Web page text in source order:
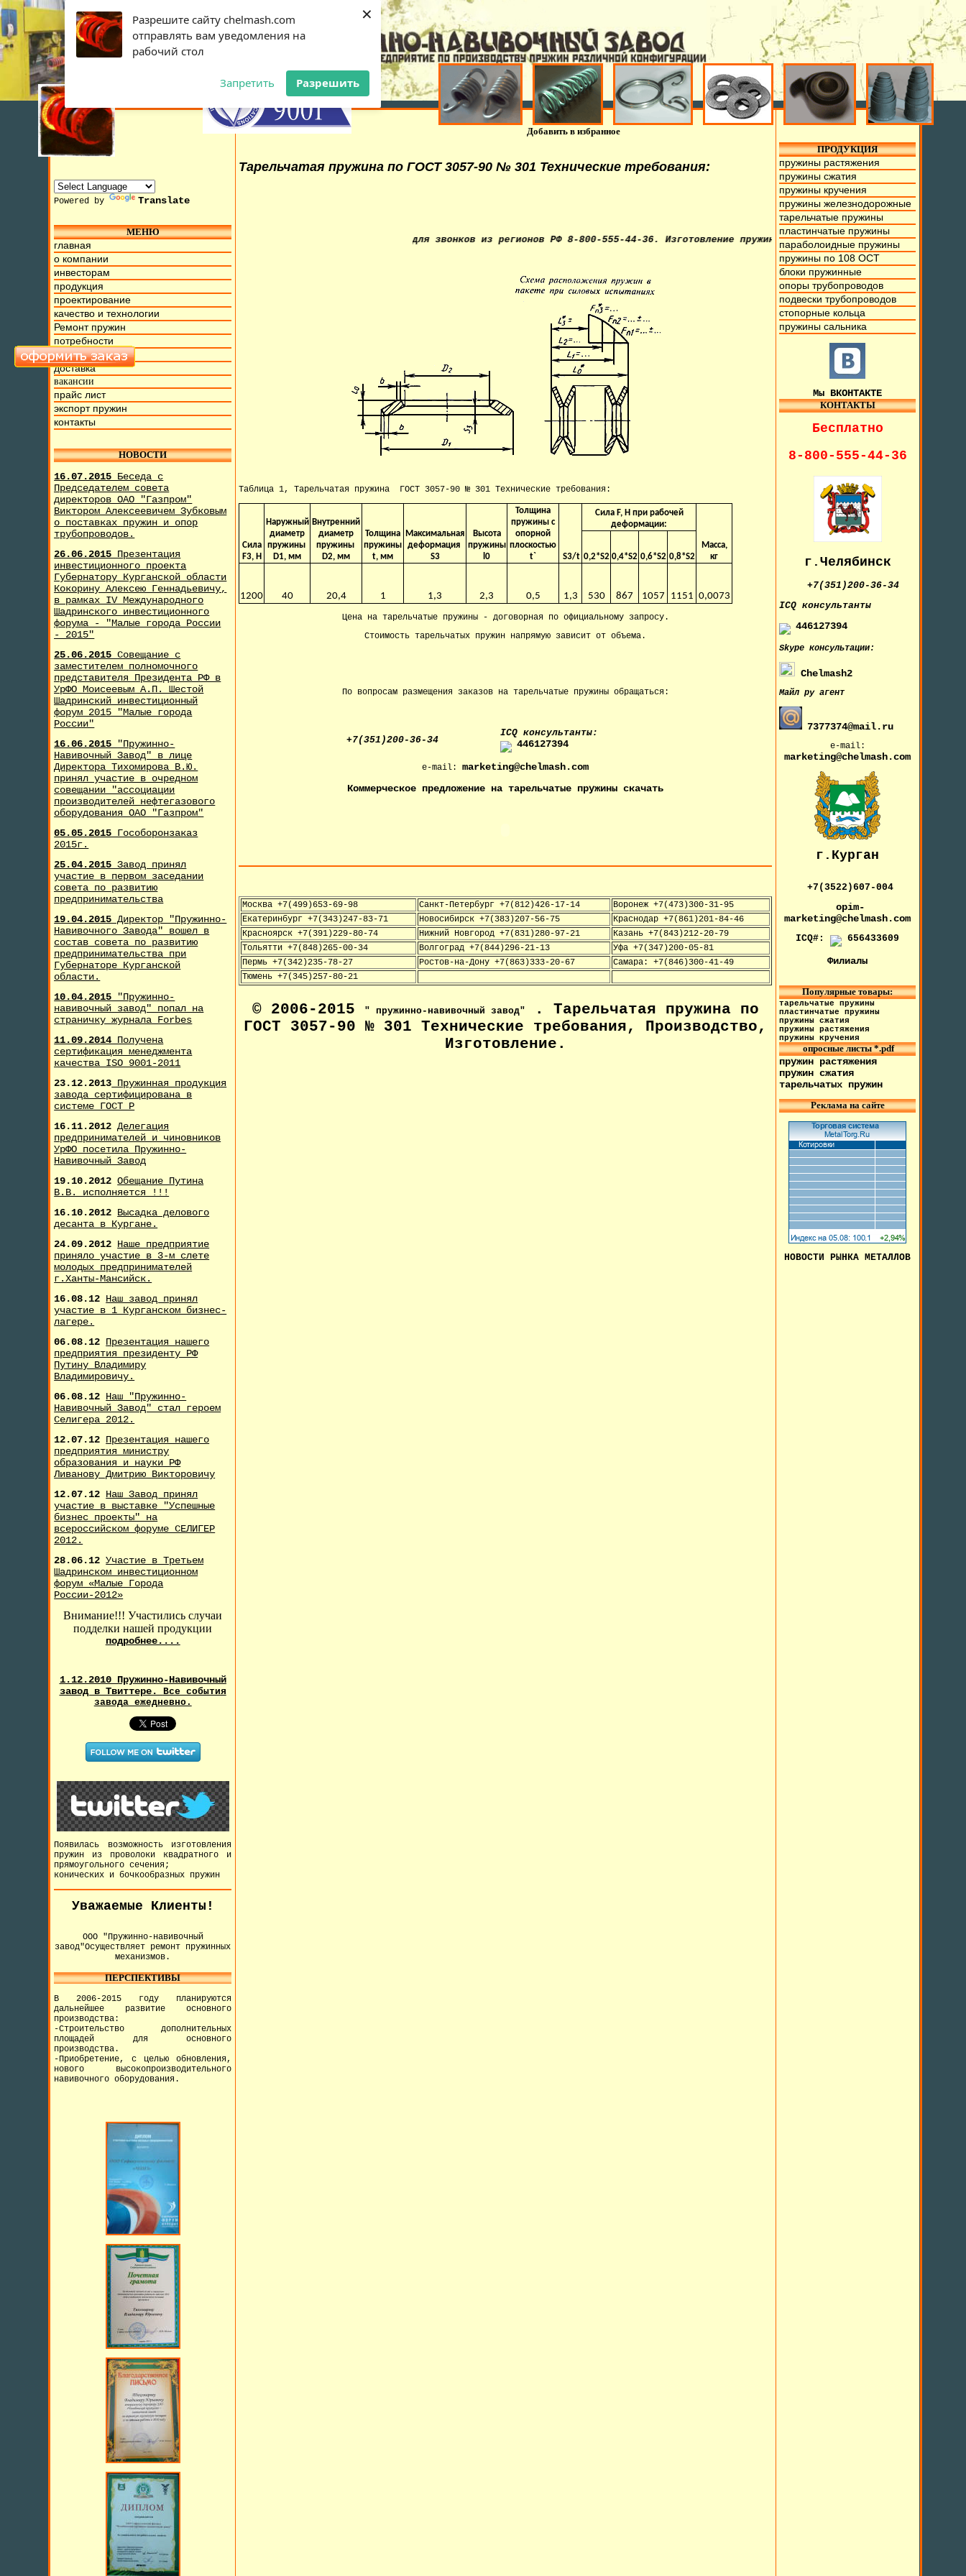
Разрешите сайту chelmash.com
отправлять вам уведомления на
рабочий стол
Запретить Разрешить
×
Добавить в избранное
Powered by Translate
МЕНЮ
главная
о компании
инвесторам
продукция
проектирование
качество и технологии
Ремонт пружин
потребности
фото и видео
доставка
вакансии
прайс лист
экспорт пружин
контакты
НОВОСТИ
16.07.2015 Беседа с
Председателем совета
директоров ОАО "Газпром"
Виктором Алексеевичем Зубковым
о поставках пружин и опор
трубопроводов.
26.06.2015 Презентация
инвестиционного проекта
Губернатору Курганской области
Кокорину Алексею Геннадьевичу,
в рамках IV Международного
Шадринского инвестиционного
форума - "Малые города России
- 2015"
25.06.2015Совещание с
заместителем полномочного
представителя Президента РФ в
УрФО Моисеевым А.П. Шестой
Шадринский инвестиционный
форум 2015 "Малые города
России"
16.06.2015
"Пружинно-
Навивочный Завод" в лице
Директора Тихомирова В.Ю.
принял участие в очредном
совещании "ассоциации
производителей нефтегазового
оборудования ОАО "Газпром"
05.05.2015 Гособоронзаказ
2015г.
25.04.2015 Завод принял
участие в первом заседании
совета по развитию
предпринимательства
19.04.2015 Директор "Пружинно-
Навивочного Завода" вошел в
состав совета по развитию
предпринимательства при
Губернаторе Курганской
области.
10.04.2015 "Пружинно-
навивочный завод" попал на
страничку журнала Forbes
11.09.2014 Получена
сертификация менеджмента
качества ISO 9001-2011
23.12.2013 Пружинная продукция
завода сертифицирована в
системе ГОСТ Р
16.11.2012Делегация
предпринимателей и чиновников
УрФО посетила Пружинно-
Навивочный Завод
19.10.2012Обещание Путина
В.В. исполняется !!!
16.10.2012 Высадка делового
десанта в Кургане.
24.09.2012 Наше предприятие
приняло участие в 3-м слете
молодых предпринимателей
г.Ханты-Мансийск.
16.08.12 Наш завод принял
участие в 1 Курганском бизнес-
лагере.
06.08.12 Презентация нашего
предприятия президенту РФ
Путину Владимиру
Владимировичу.
06.08.12 Наш "Пружинно-
Навивочный Завод" стал героем
Селигера 2012.
12.07.12 Презентация нашего
предприятия министру
образования и науки РФ
Ливанову Дмитрию Викторовичу
12.07.12 Наш Завод принял
участие в выставке "Успешные
бизнес проекты" на
всероссийском форуме СЕЛИГЕР
2012.
28.06.12Участие в Третьем
Шадринском инвестиционном
форум «Малые Города
России-2012»
Внимание!!! Участились случаи
подделки нашей продукции
подробнее....
1.12.2010 Пружинно-Навивочный
завод в Твиттере. Все события
завода ежедневно.
Появилась возможность изготовления
пружин из проволоки квадратного и
прямоугольного сечения;
конических и бочкообразных пружин
Уважаемые Клиенты!
ООО "Пружинно-навивочный
завод"Осуществляет ремонт пружинных
механизмов.
ПЕРСПЕКТИВЫ
В 2006-2015 году планируются
дальнейшее развитие основного
производства:
-Строительство дополнительных
площадей для основного
производства.
-Приобретение, с целью обновления,
нового высокопроизводительного
навивочного оборудования.
Тарельчатая пружина по ГОСТ 3057-90 № 301 Технические требования:
Июля 2015г. Мы находимся на ул. Труда, д.17. Бесплатный номер для звонков из регионов РФ 8-800-555-44-36. Изготовление пружин из проволоки от 0,1мм. до 70мм.,
Таблица 1, Тарельчатая пружина ГОСТ 3057-90 № 301 Технические требования:
Сила
F3, H
Наружный
диаметр
пружины
D1, мм
Внутренний
диаметр
пружины
D2, мм
Толщина
пружины
t, мм
Максимальная
деформация
S3
Высота
пружины
l0
Толщина
пружины с
опорной
плоскостью
t`
S3/t
Сила F, H при рабочей
деформации:
Масса,
кг
0,2*S2 0,4*S2 0,6*S2 0,8*S2
1200 40 20,4 1 1,3 2,3 0,5 1,3 530 867 1057 1151 0,0073
Цена на тарельчатые пружины - договорная по официальному запросу.
Стоимость тарельчатых пружин напрямую зависит от объема.
По вопросам размещения заказов на тарельчатые пружины обращаться:
+7(351)200-36-34
IСQ консультанты:
446127394
e-mail:marketing@chelmash.com
Коммерческое предложение на тарельчатые пружины скачать
Москва +7(499)653-69-98 Санкт-Петербург +7(812)426-17-14
Воронеж +7(473)300-31-95
Екатеринбург +7(343)247-83-71
Новосибирск +7(383)207-56-75
Краснодар +7(861)201-84-46
Красноярск +7(391)229-80-74
Нижний Новгород +7(831)280-97-21
Казань +7(843)212-20-79
Тольятти +7(848)265-00-34
Волгоград +7(844)296-21-13
Уфа +7(347)200-05-81
Пермь +7(342)235-78-27
Ростов-на-Дону +7(863)333-20-67
Самара: +7(846)300-41-49
Тюмень +7(345)257-80-21
© 2006-2015 " пружинно-навивочный завод"
. Тарельчатая пружина по
ГОСТ 3057-90 № 301 Технические требования, Производство,
Изготовление .
ПРОДУКЦИЯ
пружины растяжения
пружины сжатия
пружины кручения
пружины железнодорожные
тарельчатые пружины
пластинчатые пружины
параболоидные пружины
пружины по 108 ОСТ
блоки пружинные
опоры трубопроводов
подвески трубопроводов
стопорные кольца
пружины сальника
Мы ВКОНТАКТЕ
КОНТАКТЫ
Бесплатно
8-800-555-44-36
г.Челябинск
+7(351)200-36-34
IСQ консультанты
446127394
Skypeконсультации:
Chelmash2
Майл ру агент
7377374@mail.ru
e-mail:
marketing@chelmash.com
г.Курган
+7(3522)607-004
opim-
marketing@chelmash.com
ICQ#: 656433609
Филиалы
Популярные товары:
тарельчатые пружины
пластинчатые пружины
пружины сжатия
пружины растяжения
пружины кручения
опросные листы *.pdf
пружин растяжения
пружин сжатия
тарельчатых пружин
Реклама на сайте
НОВОСТИ РЫНКА МЕТАЛЛОВ